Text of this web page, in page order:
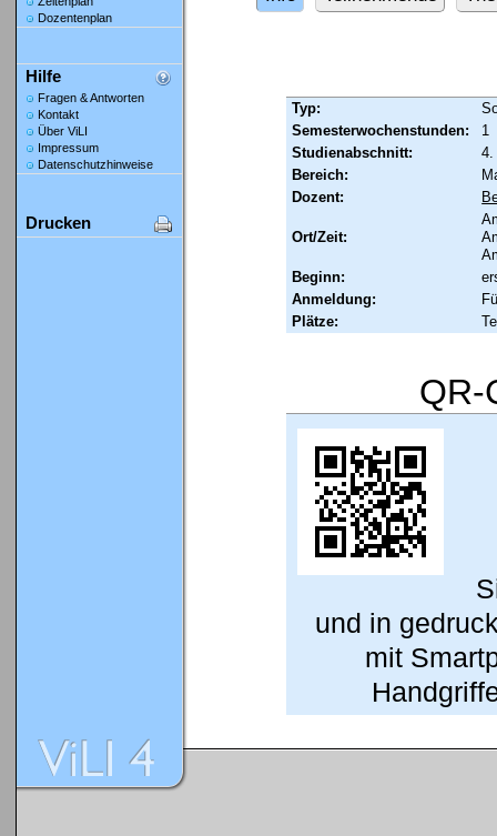
Dozentenplan
Hilfe
Fragen & Antworten
Kontakt
Über ViLI
Impressum
Datenschutzhinweise
Drucken
Typ:
Semesterwochenstunden:
1
Studienabschnitt:
4.
Bereich:
Dozent:
Ort/Zeit:
Beginn:
Anmeldung:
Plätze:
QR-
und in
mit